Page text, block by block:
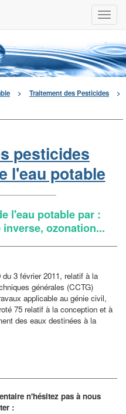
à
> Traitement des Pesticides
>
pesticides
l'eau potable
l'eau potable par :
ozonation...
du 3 février 2011, relatif à la
générales (CCTG)
applicable au génie civil,
75 relatif à la conception et à
des eaux destinées à la
n'hésitez pas à nous
: